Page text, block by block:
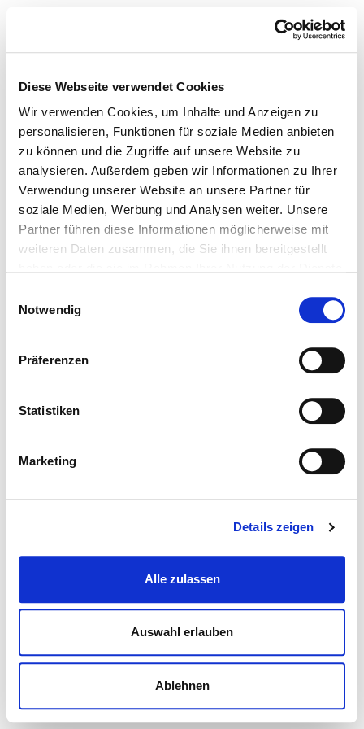
Diese Webseite verwendet Cookies
Wir verwenden Cookies, um Inhalte und Anzeigen zu
personalisieren, Funktionen für soziale Medien anbieten
zu können und die Zugriffe auf unsere Website zu
analysieren. Außerdem geben wir Informationen zu Ihrer
Verwendung unserer Website an unsere Partner für
soziale Medien, Werbung und Analysen weiter. Unsere
Partner führen diese Informationen möglicherweise mit
weiteren Daten zusammen, die Sie ihnen bereitgestellt
Notwendig
Präferenzen
Statistiken
Marketing
Details zeigen
Alle zulassen
Auswahl erlauben
Ablehnen